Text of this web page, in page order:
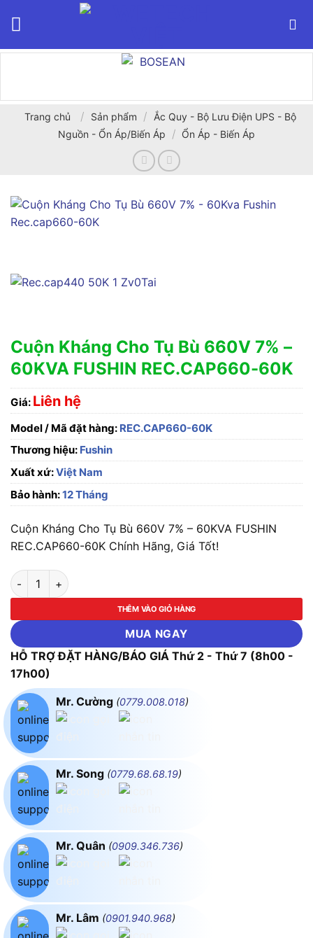
Trang chủ / Sản phẩm /
Ắc Quy - Bộ Lưu Điện UPS - Bộ
Nguồn - Ổn Áp/Biến Áp
/ Ổn Áp - Biến Áp
Cuộn Kháng Cho Tụ Bù 660V 7% –
60KVA FUSHIN REC.CAP660-60K
Giá: Liên hệ
Model / Mã đặt hàng: REC.CAP660-60K
Thương hiệu: Fushin
Xuất xứ:Việt Nam
Bảo hành:12 Tháng
Cuộn Kháng Cho Tụ Bù 660V 7% – 60KVA FUSHIN
REC.CAP660-60K Chính Hãng, Giá Tốt!
Cuộn Kháng Cho Tụ Bù 660V 7% - 60KVA FUSHIN
THÊM VÀO GIỎ HÀNG
MUA NGAY
HỖ TRỢ ĐẶT HÀNG/BÁO GIÁ Thứ 2 - Thứ 7 (8h00 -
17h00)
Mr. Cường (0779.008.018)
Mr. Song (0779.68.68.19)
Mr. Quân (0909.346.736)
Mr. Lâm (0901.940.968)